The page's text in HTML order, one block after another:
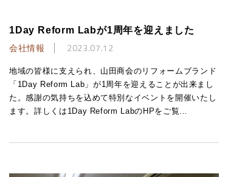
1Day Reform Labが1周年を迎えました
会社情報 2023.07.12
地域の皆様に支えられ、山田商会のリフォームブランド
「1Day Reform Lab」が1周年を迎えることが出来まし
た。感謝の気持ちを込めて特別なイベントを開催いたし
ます。詳しくは1Day Reform LabのHPをご覧…